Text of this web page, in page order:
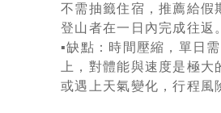
不需抽籤住宿，推薦給假
登山者在一日內完成往返
▪️缺點：時間壓縮，單日
上，對體能與速度是極大
或遇上天氣變化，行程風